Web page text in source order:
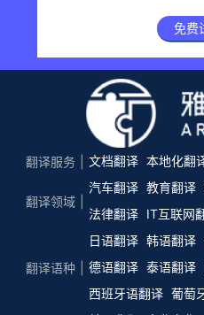
免费
翻译服务 文档翻译 本地化翻
翻译领域
汽车翻译 教育翻译
法律翻译
IT互联网
翻译语种
日语翻译 韩语翻译
德语翻译 泰语翻译
西班牙语翻译 葡萄